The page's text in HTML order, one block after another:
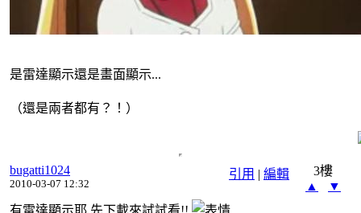
是雷達顯示還是畫面顯示...
（還是兩者都有？！）
引用 | 編輯
bugatti1024
2010-03-07 12:32
3樓
▲
▼
有雷達顯示耶,先下載來試試看!!